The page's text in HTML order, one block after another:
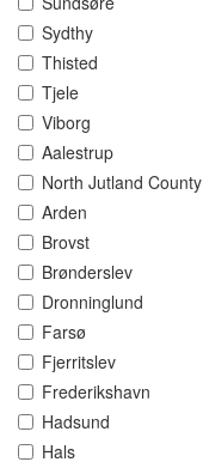
Sydthy
Thisted
Tjele
Viborg
Aalestrup
North Jutland County
Arden
Brovst
Brønderslev
Dronninglund
Farsø
Fjerritslev
Frederikshavn
Hadsund
Hals